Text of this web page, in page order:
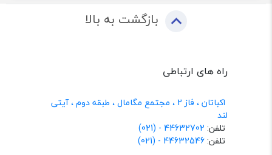
بازگشت به بالا
راه های ارتباطی
اکباتان ، فاز 2 ، مجتمع مگامال ، طبقه دوم ، آیتی
لند
تلفن: 44632702 - (021)
تلفن:44632546 - (021)